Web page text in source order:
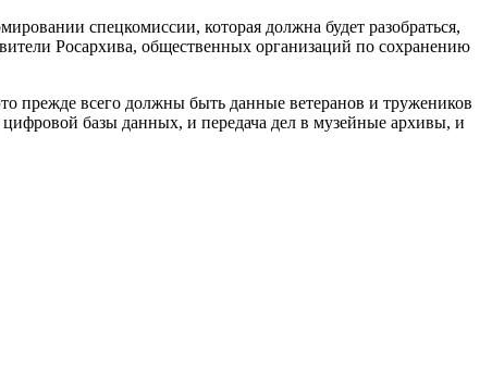
спецкомиссии, которая должна будет разобраться,
Росархива, общественных организаций по сохранению
прежде всего должны быть данные ветеранов и тружеников
базы данных, и передача дел в музейные архивы, и